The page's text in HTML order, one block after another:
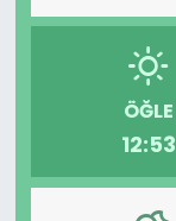
ÖĞLE
12:53